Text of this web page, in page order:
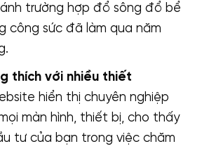
trường hợp đổ sông đổ bể
công sức đã làm qua năm
thích với nhiều thiết
hiển thị chuyên nghiệp
màn hình, thiết bị, cho thấy
tư của bạn trong việc chăm